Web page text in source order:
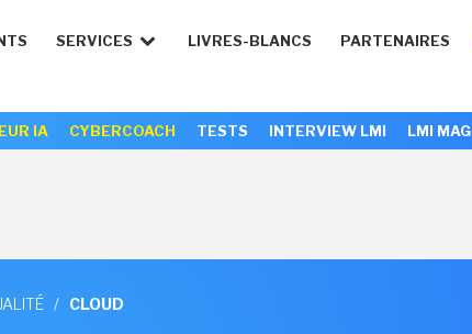
SERVICES LIVRES-BLANCS PARTENAIRES
IA CYBERCOACH TESTS INTERVIEW LMI LMI MAG
/ CLOUD